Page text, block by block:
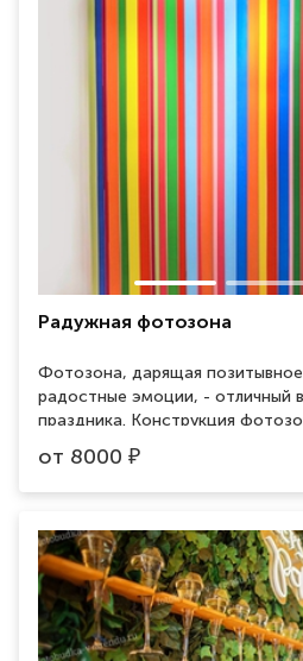
Радужная фотозона
Фотозона, дарящая
радостные эмоции, - отличный
праздника. Конструкция
металлического каркаса и
Такая локация для фотографий
гостей и никого не оставит
от 8000 ₽